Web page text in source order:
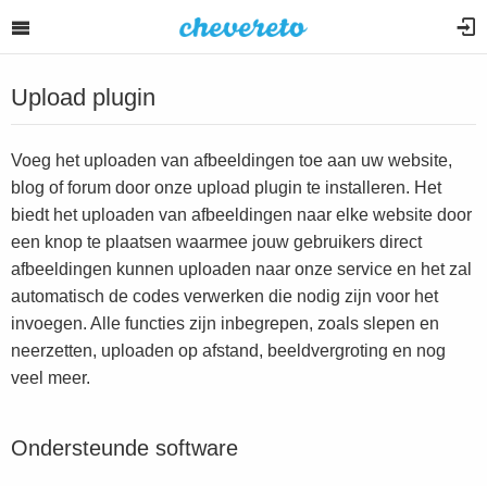
Upload plugin
Voeg het uploaden van afbeeldingen toe aan uw website,
blog of forum door onze upload plugin te installeren. Het
biedt het uploaden van afbeeldingen naar elke website door
een knop te plaatsen waarmee jouw gebruikers direct
afbeeldingen kunnen uploaden naar onze service en het zal
automatisch de codes verwerken die nodig zijn voor het
invoegen. Alle functies zijn inbegrepen, zoals slepen en
neerzetten, uploaden op afstand, beeldvergroting en nog
veel meer.
Ondersteunde software